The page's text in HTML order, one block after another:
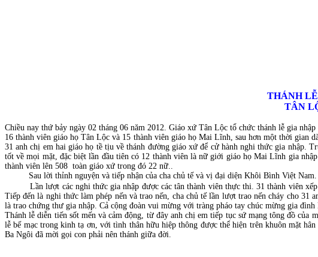
THÁNH
TÂN
Chiều nay thứ bảy ngày 02 tháng 06 năm 2012. Giáo xứ Tân Lộc tổ chức thánh lễ gia
16 thành viên giáo họ Tân Lộc và 15 thành viên giáo họ Mai Lĩnh, sau hơn một thời gian
31 anh chị em hai giáo họ tề tịu về thánh đường giáo xứ để cử hành nghi thức gia nhập.
tốt về mọi mặt, đặc biệt lần đầu tiên có 12 thành viên là nữ giới giáo họ Mai Lĩnh gia
thành viên lên 508 toàn giáo xứ trong đó 22 nữ..
Sau lời thỉnh nguyện và tiếp nhận của cha chủ tế và vị đại diện Khôi Bình Việt Nam.
Lần lượt các nghi thức gia nhập được các tân thành viên thực thi. 31 thành viên xếp
Tiếp đến là nghi thức làm phép nến và trao nến, cha chủ tế lần lượt trao nến cháy cho 31
là trao chứng thư gia nhập. Cả cộng đoàn vui mừng với tràng pháo tay chúc mừng gia
Thánh lễ diễn tiến sốt mến và cảm động, từ đây anh chị em tiếp tục sứ mạng tông đồ
lễ bế mạc trong kinh tạ ơn, với tình thân hữu hiệp thông được thể hiện trên khuôn mặt
Ba Ngôi đã mời gọi con phải nên thánh giữa đời.